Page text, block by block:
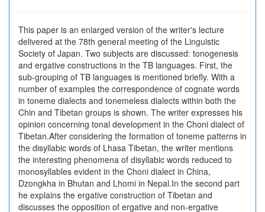
This paper is an enlarged version of the writer's lecture
delivered at the 78th general meeting of the Linguistic
Society of Japan. Two subjects are discussed: tonogenesis
and ergative constructions in the TB languages. First, the
sub-grouping of TB languages is mentioned briefly. With a
number of examples the correspondence of cognate words
in toneme dialects and tonemeless dialects within both the
Chin and Tibetan groups is shown. The writer expresses his
opinion concerning tonal development in the Choni dialect of
Tibetan.After considering the formation of toneme patterns in
the disyllabic words of Lhasa Tibetan, the writer mentions
the interesting phenomena of disyllabic words reduced to
monosyllables evident in the Choni dialect in China,
Dzongkha in Bhutan and Lhomi in Nepal.In the second part
he explains the ergative construction of Tibetan and
discusses the opposition of ergative and non-ergative